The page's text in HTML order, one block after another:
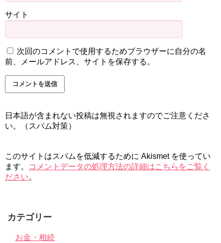
サイト
次回のコメントで使用するためブラウザーに自分の名
前、メールアドレス、サイトを保存する。
日本語が含まれない投稿は無視されますのでご注意くださ
い。（スパム対策）
このサイトはスパムを低減するために Akismet を使ってい
ます。
コメントデータの処理方法の詳細はこちらをご覧く
ださい。
カテゴリー
お金・相続